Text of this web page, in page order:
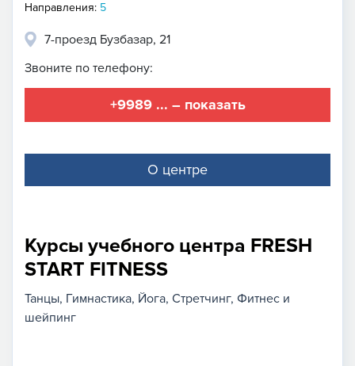
Направления: 5
7-проезд Бузбазар, 21
Звоните по телефону:
+9989 ... – показать
О центре
Курсы учебного центра FRESH
START FITNESS
Танцы Гимнастика Йога Стретчинг Фитнес и
шейпинг